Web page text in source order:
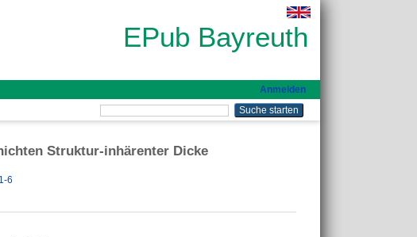
EPub Bayreuth
Anmelden
Struktur-inhärenter Dicke
6